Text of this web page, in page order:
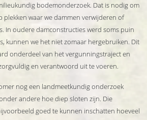
bodemonderzoek. Dat is nodig om
plekken waar we dammen verwijderen of
In oudere damconstructies werd soms puin
kunnen we het niet zomaar hergebruiken. Dit
onderdeel van het vergunningstraject en
en verantwoord uit te voeren.
nog een landmeetkundig onderzoek
andere hoe diep sloten zijn. Die
goed te kunnen inschatten hoeveel